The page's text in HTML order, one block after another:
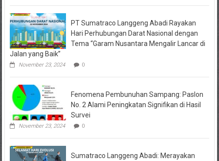
PT Sumatraco Langgeng Abadi Rayakan
Hari Perhubungan Darat Nasional dengan
Tema “Garam Nusantara Mengalir Lancar di
Jalan yang Baik”
November 23, 2024 0
Fenomena Pembunuhan Sampang: Paslon
No. 2 Alami Peningkatan Signifikan di Hasil
Survei
November 23, 2024 0
Sumatraco Langgeng Abadi: Merayakan